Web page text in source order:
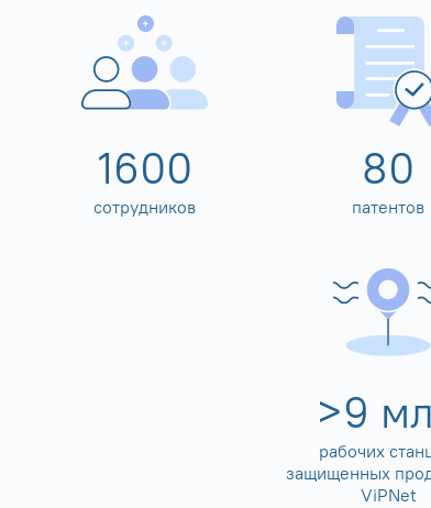
1600
сотрудников
80
патентов
>10
рабочих
защищенных
ViPNet